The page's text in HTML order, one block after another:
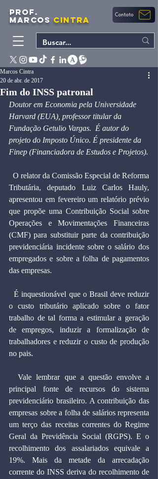
PROF.
MARCOS CINTRA Contato
Fim do INSS patronal
Marcos Cintra
20 de abr. de 2017
Doutor em Economia pela Universidade
Harvard (EUA), professor titular da
Fundação Getulio Vargas.  É autor do
projeto do Imposto Único. É presidente da
Finep (Financiadora de Estudos e Projetos).
Tributária, deputado Luiz Carlos Hauly,
apresentou em fevereiro um relatório prévio
que propõe uma Contribuição Social sobre
Operações e Movimentações Financeiras
(CMF) para substituir parte da contribuição
previdenciária incidente sobre o salário dos
empregados e sobre a folha de pagamentos
das empresas.
  É inquestionável que o Brasil deve reduzir
o custo tributário aplicado sobre o fator
trabalho de tal forma a estimular a geração
de empregos, induzir a formalização de
trabalhadores e reduzir o custo de produção
no pais.
  Vale lembrar que a questão envolve a
principal fonte de recursos do sistema
previdenciário brasileiro. A contribuição das
empresas sobre a folha de salários representa
um terço das receitas correntes do Regime
Geral da Previdência Social (RGPS). E o
recolhimento dos assalariados equivale a
19%. Mais da metade da arrecadação
corrente do INSS deriva do recolhimento de